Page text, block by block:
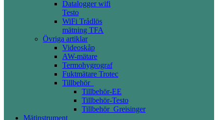
Datalogger wifi
Testo
WiFi Trådlös
mätning TFA
Övriga artiklar
Videoskåp
AW-mätare
Termohygrograf
Fuktmätare Trotec
Tillbehör_
Tillbehör-EE
Tillbehör-Testo
Tillbehör_Greisinger
Mätinstrument